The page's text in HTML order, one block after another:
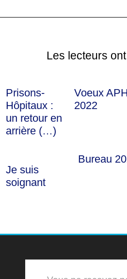
Les lecteurs
Prisons-
Hôpitaux :
un retour en
arrière (…)
Voeux
2022
Je suis
soignant
Bureau